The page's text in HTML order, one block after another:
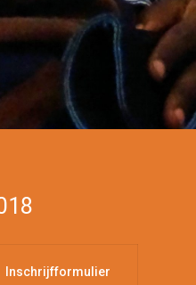
Inschrijfformulier